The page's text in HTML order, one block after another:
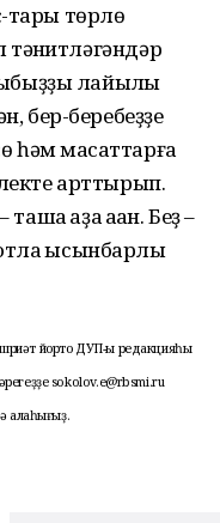
тары төрлө
тәнҡитләгәндәр
лайыҡлы
бер-беребеҙҙе
һәм маҡсаттарға
арттырып.
ҡаҙаҡ ҡаҡҡан. Беҙ –
ысынбарлыҡ
йорто ДУП-ы редакцияһы
sokolov.e@rbsmi.ru
алаһығыҙ.